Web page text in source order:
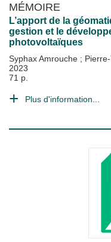
MÉMOIRE
L’apport de la
gestion et le
photovoltaïques
Syphax Amrouche ;
2023
71 p.
Plus d'information...